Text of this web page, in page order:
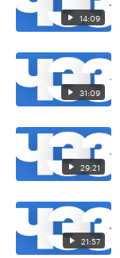
14:09
31:09
29:21
21:57